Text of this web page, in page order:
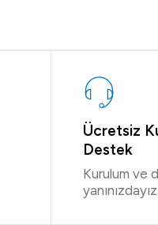
Ücretsiz
Destek
Kurulum ve
yanınızdayız.